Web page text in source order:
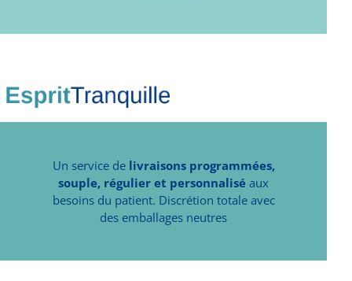
Un service de livraisons programmées,
souple, régulier et personnalisé aux
besoins du patient. Discrétion totale avec
des emballages neutres